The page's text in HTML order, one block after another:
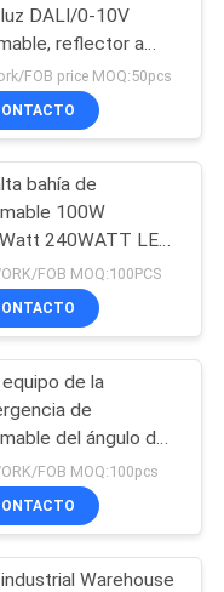
del
DALI/0-10V
reflector a
de polvo de la
del LED
FOB price MOQ:50pcs
bahía de
100W
240WATT LED
la alta luz de la
de IP65 200W
FOB MOQ:100PCS
de la
de
del ángulo del
de la bahía
150W 200W
LED
FOB MOQ:100pcs
Warehouse